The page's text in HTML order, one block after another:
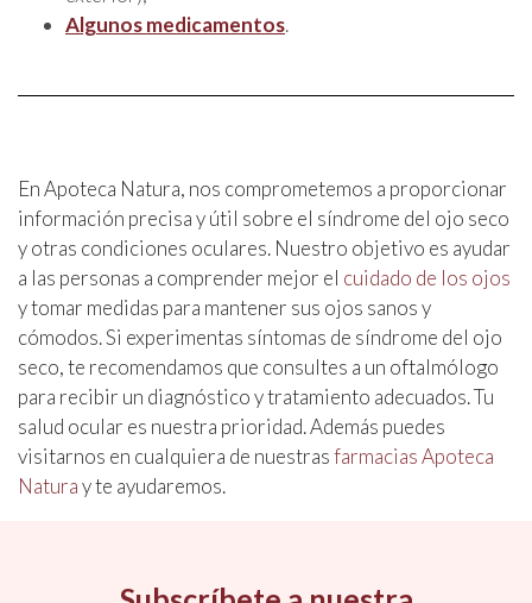
Algunos medicamentos.
En Apoteca Natura, nos comprometemos a proporcionar
información precisa y útil sobre el síndrome del ojo seco
y otras condiciones oculares. Nuestro objetivo es ayudar
a las personas a comprender mejor el cuidado de los ojos
y tomar medidas para mantener sus ojos sanos y
cómodos. Si experimentas síntomas de síndrome del ojo
seco, te recomendamos que consultes a un oftalmólogo
para recibir un diagnóstico y tratamiento adecuados. Tu
salud ocular es nuestra prioridad. Además puedes
visitarnos en cualquiera de nuestrasfarmacias Apoteca
Naturay te ayudaremos.